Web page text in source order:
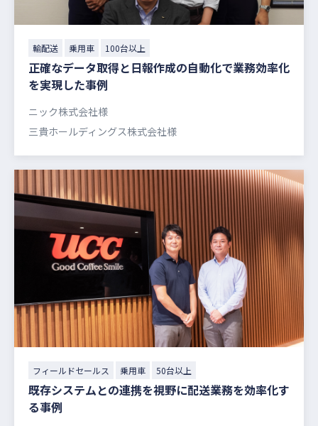
輸配送 乗用車 100台以上
正確なデータ取得と日報作成の自動化で業務効率化
を実現した事例
ニック株式会社様
三貴ホールディングス株式会社様
フィールドセールス 乗用車 50台以上
既存システムとの連携を視野に配送業務を効率化す
る事例